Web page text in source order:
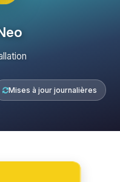
Mises à jour journalières